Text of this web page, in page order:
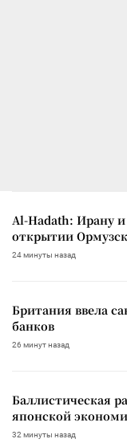
Al-Hadath: Ирану
открытии
24 минуты назад
Британия ввела
банков
26 минут назад
Баллистическая
японской
32 минуты назад